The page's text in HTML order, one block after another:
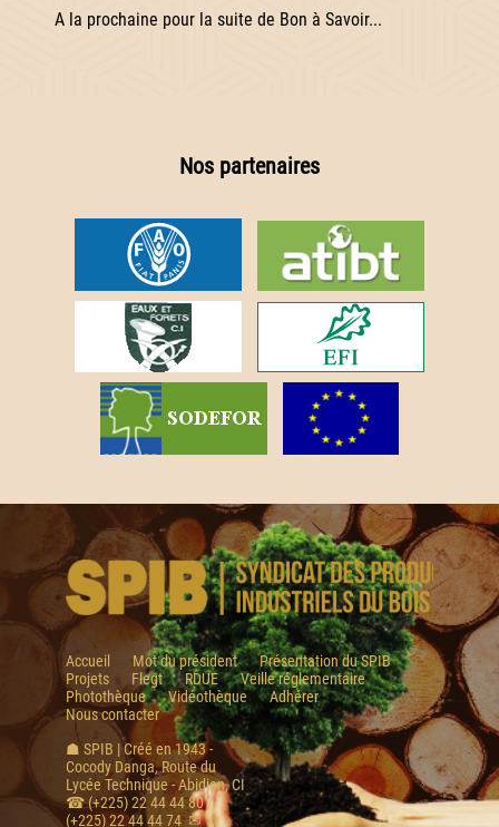
A la prochaine pour la suite de Bon à Savoir...
Nos partenaires
Accueil Mot du président
Présentation du SPIB
Projets
Flegt RDUE
Veille réglementaire
Photothèque
Vidéothèque
Adhérer
Nous contacter
☗ SPIB | Créé en 1943 -
Cocody Danga, Route du
Lycée Technique - Abidjan, CI
☎ (+225) 22 44 44 80 /
(+225) 22 44 44 74 ✉